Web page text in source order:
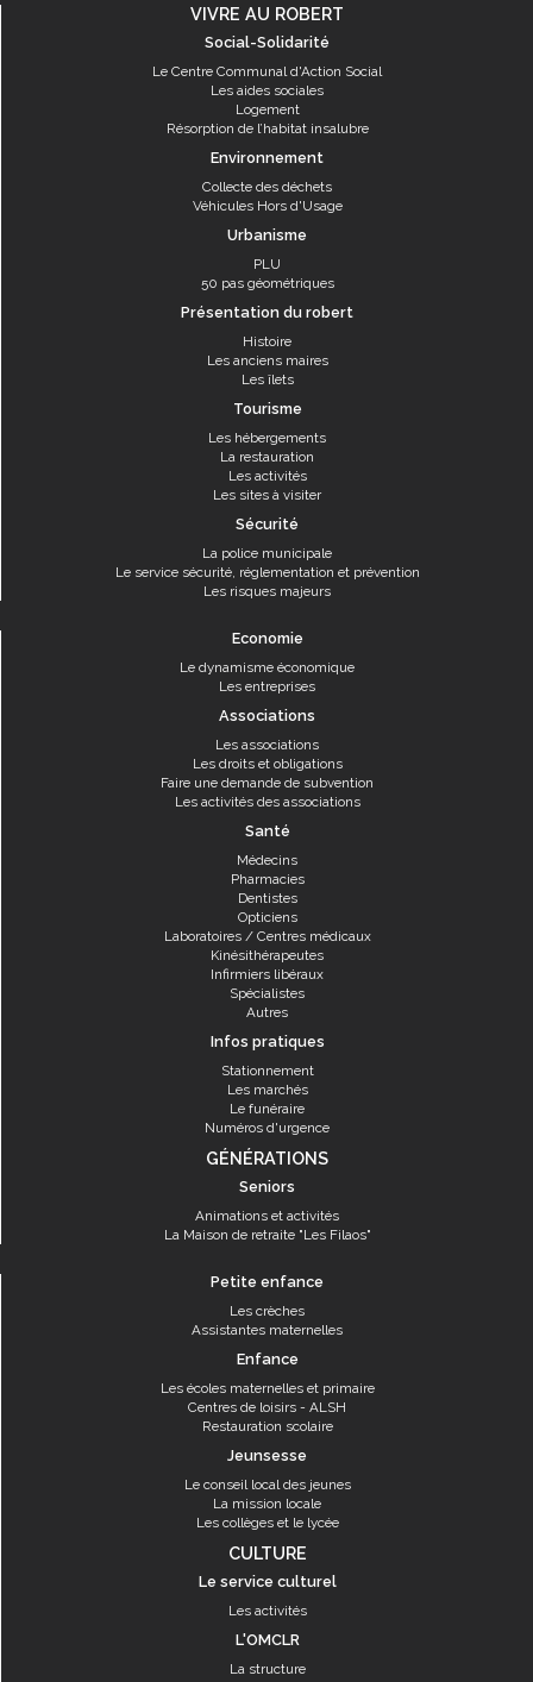
VIVRE AU ROBERT
Social-Solidarité
Le Centre Communal d'Action Social
Les aides sociales
Logement
Résorption de l’habitat insalubre
Environnement
Collecte des déchets
Véhicules Hors d'Usage
Urbanisme
PLU
50 pas géométriques
Présentation du robert
Histoire
Les anciens maires
Les îlets
Tourisme
Les hébergements
La restauration
Les activités
Les sites à visiter
Sécurité
La police municipale
Le service sécurité, réglementation et prévention
Les risques majeurs
Economie
Le dynamisme économique
Les entreprises
Associations
Les associations
Les droits et obligations
Faire une demande de subvention
Les activités des associations
Santé
Médecins
Pharmacies
Dentistes
Opticiens
Laboratoires / Centres médicaux
Kinésithérapeutes
Infirmiers libéraux
Spécialistes
Autres
Infos pratiques
Stationnement
Les marchés
Le funéraire
Numéros d'urgence
GÉNÉRATIONS
Seniors
Animations et activités
La Maison de retraite "Les Filaos"
Petite enfance
Les crèches
Assistantes maternelles
Enfance
Les écoles maternelles et primaire
Centres de loisirs - ALSH
Restauration scolaire
Jeunsesse
Le conseil local des jeunes
La mission locale
Les collèges et le lycée
CULTURE
Le service culturel
Les activités
L'OMCLR
La structure